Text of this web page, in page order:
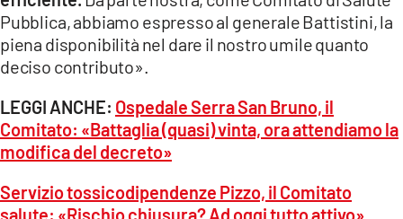
Pubblica, abbiamo espresso al generale Battistini, la
piena disponibilità nel dare il nostro umile quanto
deciso contributo».
LEGGI ANCHE: Ospedale Serra San Bruno, il
Comitato: «Battaglia (quasi) vinta, ora attendiamo la
modifica del decreto»
Servizio tossicodipendenze Pizzo, il Comitato
salute: «Rischio chiusura? Ad oggi tutto attivo»